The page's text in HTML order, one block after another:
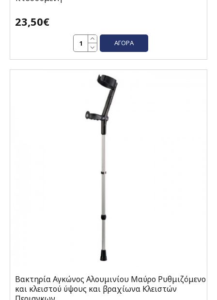
23,50€
ΑΓΟΡΆ
Βακτηρία Αγκώνος Αλουμινίου Μαύρο Ρυθμιζόμενο
και κλειστού ύψους και βραχίωνα Κλειστών